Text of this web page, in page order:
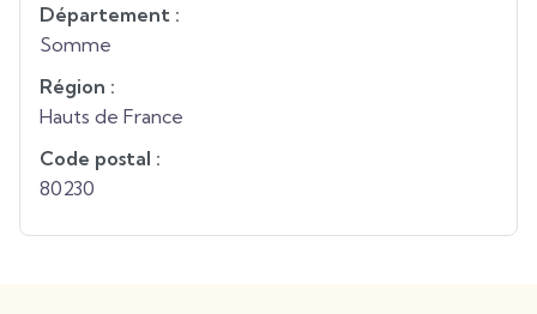
Département :
Somme
Région :
Hauts de France
Code postal :
80230